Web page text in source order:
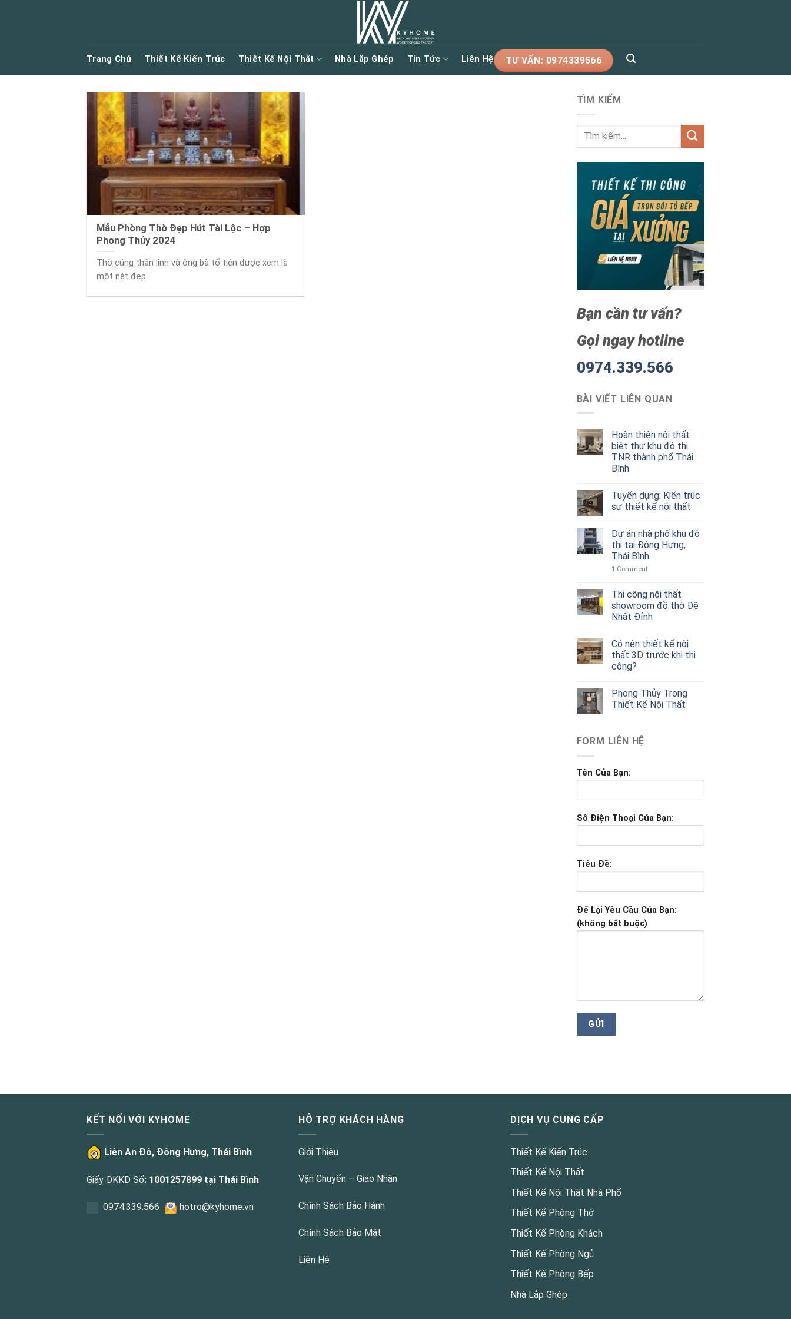
Trang Chủ Thiết Kế Kiến Trúc Thiết Kế Nội Thất Nhà Lắp Ghép Tin Tức Liên Hệ TƯ VẤN: 0974339566
Mẫu Phòng Thờ Đẹp Hút Tài Lộc – Hợp
Phong Thủy 2024
Thờ cúng thần linh và ông bà tổ tiên được xem là
một nét đẹp
TÌM KIẾM
Bạn cần tư vấn?
Gọi ngay hotline
0974.339.566
BÀI VIẾT LIÊN QUAN
Hoàn thiện nội thất
biệt thự khu đô thị
TNR thành phố Thái
Bình
Tuyển dụng: Kiến trúc
sư thiết kế nội thất
Dự án nhà phố khu đô
thị tại Đông Hưng,
Thái Bình
1 Comment
Thi công nội thất
showroom đồ thờ Đệ
Nhất Đỉnh
Có nên thiết kế nội
thất 3D trước khi thi
công?
Phong Thủy Trong
Thiết Kế Nội Thất
FORM LIÊN HỆ
Tên Của Bạn:
Số Điện Thoại Của Bạn:
Tiêu Đề:
Để Lại Yêu Cầu Của Bạn:
(không bắt buộc)
KẾT NỐI VỚI KYHOME
Liên An Đô, Đông Hưng, Thái Bình
Giấy ĐKKD Số: 1001257899 tại Thái Bình
0974.339.566 hotro@kyhome.vn
HỖ TRỢ KHÁCH HÀNG
Giới Thiệu
Vận Chuyển – Giao Nhận
Chính Sách Bảo Hành
Chính Sách Bảo Mật
Liên Hệ
DỊCH VỤ CUNG CẤP
Thiết Kế Kiến Trúc
Thiết Kế Nội Thất
Thiết Kế Nội Thất Nhà Phố
Thiết Kế Phòng Thờ
Thiết Kế Phòng Khách
Thiết Kế Phòng Ngủ
Thiết Kế Phòng Bếp
Nhà Lắp Ghép